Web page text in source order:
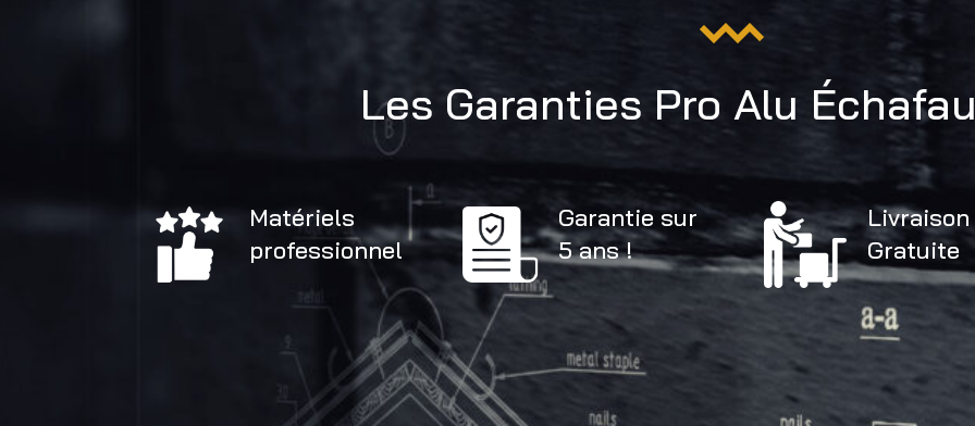
Les Garanties Pro Alu
Matériels
professionnel
Garantie sur
5 ans !
Livraison
Gratuite